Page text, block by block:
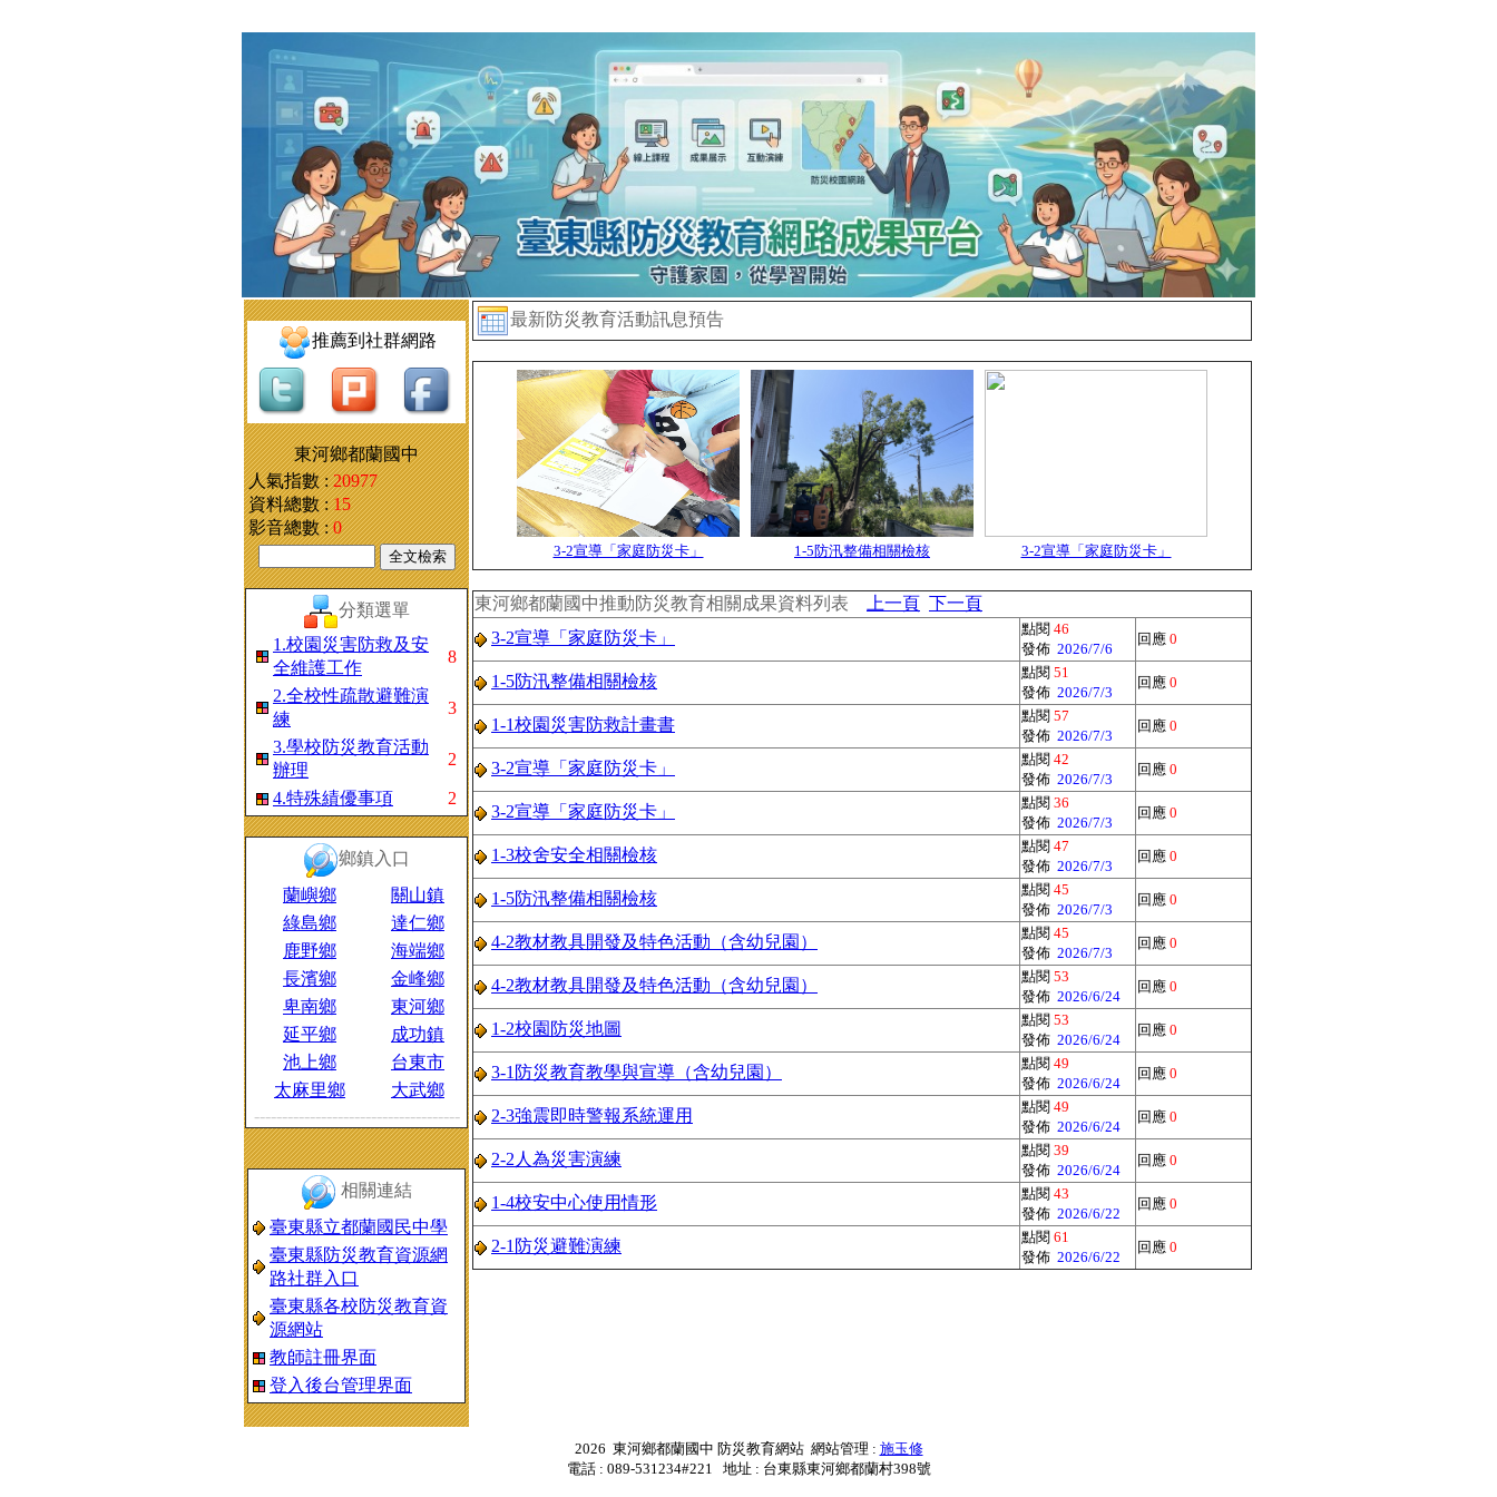
推薦到社群網路
東河鄉都蘭國中
人氣指數 :20977
資料總數 :15
影音總數 :0
分類選單
1.校園災害防救及安
全維護工作
8
2.全校性疏散避難演
練
3
3.學校防災教育活動
辦理
2
4.特殊績優事項 2
鄉鎮入口
蘭嶼鄉
關山鎮
綠島鄉
達仁鄉
鹿野鄉
海端鄉
長濱鄉
金峰鄉
卑南鄉
東河鄉
延平鄉
成功鎮
池上鄉
台東市
太麻里鄉
大武鄉
-------------------------------------
相關連結
臺東縣立都蘭國民中學
臺東縣防災教育資源網
路社群入口
臺東縣各校防災教育資
源網站
教師註冊界面
登入後台管理界面
最新防災教育活動訊息預告
3-2宣導「家庭防災卡」 1-5防汛整備相關檢核 3-2宣導「家庭防災卡」
東河鄉都蘭國中推動防災教育相關成果資料列表 上一頁 下一頁
3-2宣導「家庭防災卡」
點閱 46
發佈 2026/7/6
回應 0
1-5防汛整備相關檢核 點閱 51
發佈 2026/7/3
回應 0
1-1校園災害防救計畫書 點閱 57
發佈 2026/7/3
回應 0
3-2宣導「家庭防災卡」 點閱 42
發佈 2026/7/3
回應 0
3-2宣導「家庭防災卡」 點閱 36
發佈 2026/7/3
回應 0
1-3校舍安全相關檢核 點閱 47
發佈 2026/7/3
回應 0
1-5防汛整備相關檢核 點閱 45
發佈 2026/7/3
回應 0
4-2教材教具開發及特色活動（含幼兒園） 點閱 45
發佈 2026/7/3
回應 0
4-2教材教具開發及特色活動（含幼兒園） 點閱 53
發佈 2026/6/24
回應 0
1-2校園防災地圖 點閱 53
發佈 2026/6/24
回應 0
3-1防災教育教學與宣導（含幼兒園） 點閱 49
發佈 2026/6/24
回應 0
2-3強震即時警報系統運用 點閱 49
發佈 2026/6/24
回應 0
2-2人為災害演練 點閱 39
發佈 2026/6/24
回應 0
1-4校安中心使用情形 點閱 43
發佈 2026/6/22
回應 0
2-1防災避難演練 點閱 61
發佈 2026/6/22
回應 0
2026 東河鄉都蘭國中 防災教育網站 網站管理 : 施玉修
電話 : 089-531234#221 地址 : 台東縣東河鄉都蘭村398號